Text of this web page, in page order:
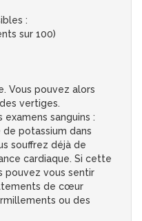
:
sur 100)
Vous pouvez alors
vertiges.
sanguins :
potassium dans
souffrez déjà de
cardiaque. Si cette
pouvez vous sentir
de cœur
ou des